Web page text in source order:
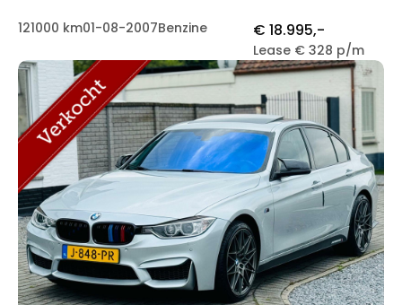
121000 km01-08-2007Benzine € 18.995,-
Lease € 328 p/m